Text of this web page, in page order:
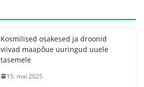
Kosmilised osakesed ja droonid
viivad maapõue uuringud uuele
tasemele
15. mai 2025